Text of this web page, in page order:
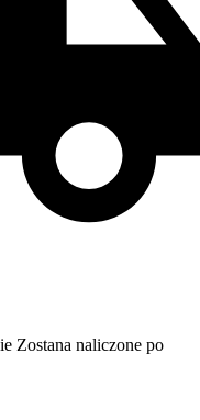
Zostana naliczone po